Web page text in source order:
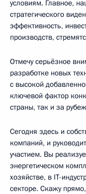
условиям. Главное,
стратегического
эффективность,
производств,
Отмечу серьёзное
разработке новых
с высокой
ключевой фактор
страны, так и за
Сегодня здесь и
компаний, и
участием. Вы
энергетическом
хозяйстве, в IT-
секторе. Скажу